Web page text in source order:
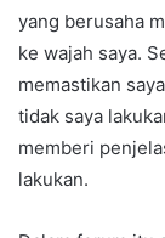
yang berusaha
ke wajah saya.
memastikan
tidak saya
memberi
lakukan.